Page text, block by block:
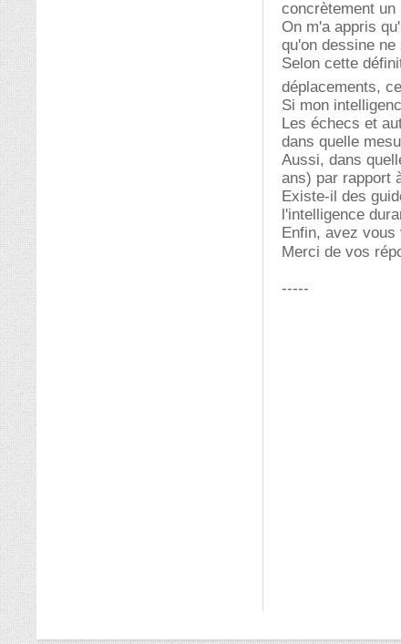
concrètement
On m'a appris
qu'on dessine
Selon cette
déplacements,
Si mon
Les échecs et
dans quelle
Aussi, dans
ans) par rapport
Existe-il des
l'intelligence
Enfin, avez
Merci de vos
-----